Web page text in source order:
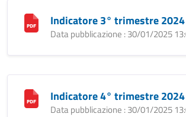
Indicatore 3° trimestre 2024
Data pubblicazione : 30/01/2025
Indicatore 4° trimestre 2024
Data pubblicazione : 30/01/2025